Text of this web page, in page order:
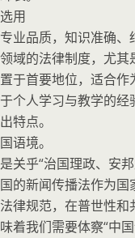
用
业品质，知识准确、
域的法律制度，尤其
于首要地位，适合作
个人学习与教学的经
特点。
语境。
关乎“治国理政、安
的新闻传播法作为
律规范，在普世性和
着我们需要体察“中